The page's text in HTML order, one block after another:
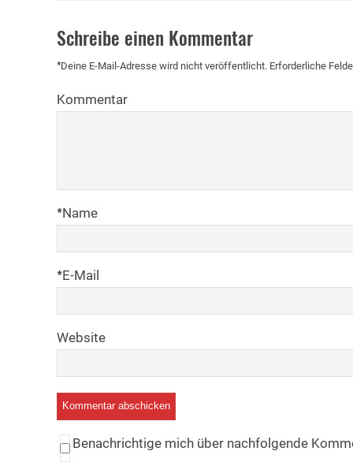
Schreibe einen Kommentar
Deine E-Mail-Adresse wird nicht veröffentlicht. Erforderliche
*
Kommentar
Name
*
E-Mail
*
Website
Benachrichtige mich über nachfolgende